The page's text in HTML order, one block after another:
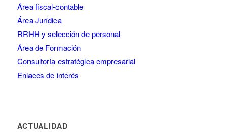
Área fiscal-contable
Área Jurídica
RRHH y selección de personal
Área de Formación
Consultoría estratégica empresarial
Enlaces de interés
ACTUALIDAD